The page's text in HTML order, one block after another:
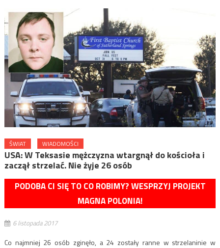
ŚWIAT WIADOMOŚCI
USA: W Teksasie mężczyzna wtargnął do kościoła i
zaczął strzelać. Nie żyje 26 osób
PODOBA CI SIĘ TO CO ROBIMY? WESPRZYJ PROJEKT
MAGNA POLONIA!
6 listopada 2017
Co najmniej 26 osób zginęło, a 24 zostały ranne w strzelaninie w